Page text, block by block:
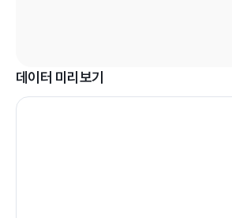
데이터 미리보기